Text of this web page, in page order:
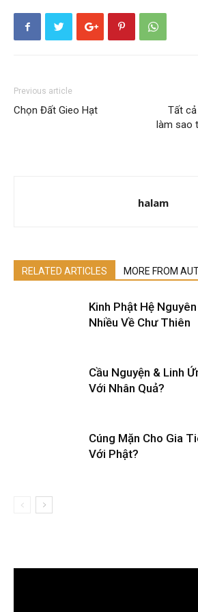
Previous article
Chọn Đất Gieo Hạt
Tất
làm sao
halam
RELATED ARTICLES MORE FROM
Kinh Phật Hệ
Nhiều Về Chư Thiên
Cầu Nguyện & Linh
Với Nhân Quả?
Cúng Mặn Cho Gia
Với Phật?